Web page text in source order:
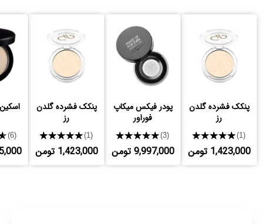
پنکک فشرده گلدن
رز
★★★★★(1)
1,423,000 تومن
پودر فیکس میکاپ
فوراور
★★★★★(3)
9,997,000 تومن
پنکک فشرده گلدن
رز
★★★★★(1)
1,423,000 تومن
(6)